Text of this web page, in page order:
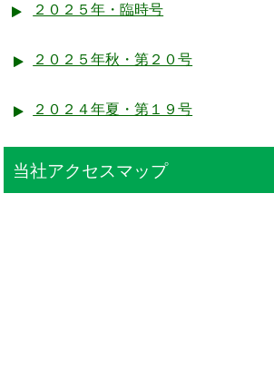
２０２５年・臨時号
２０２５年秋・第２０号
２０２４年夏・第１９号
当社アクセスマップ